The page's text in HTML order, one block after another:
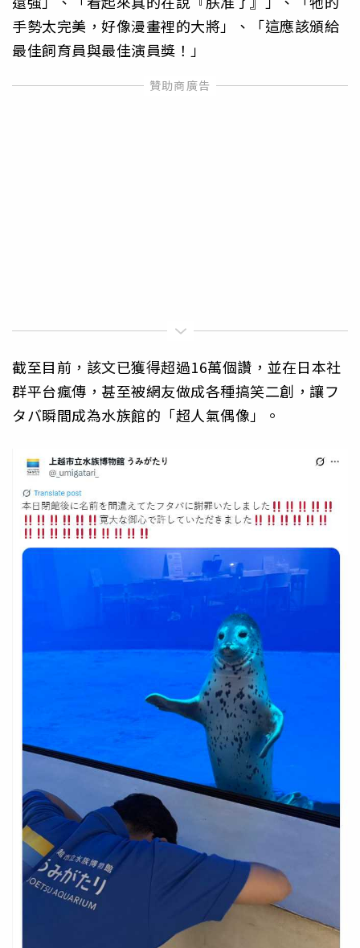
手勢太完美，好像漫畫裡的大將」、「這應該頒給
最佳飼育員與最佳演員獎！」
截至目前，該文已獲得超過16萬個讚，並在日本社
群平台瘋傳，甚至被網友做成各種搞笑二創，讓フ
タバ瞬間成為水族館的「超人氣偶像」。